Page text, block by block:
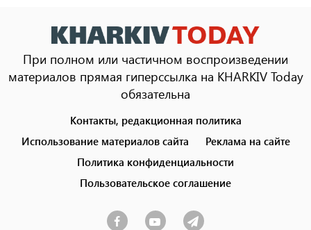
При полном или частичном воспроизведении
материалов прямая гиперссылка на KHARKIV Today
обязательна
menu
Контакты, редакционная политика
Использование материалов сайта
Реклама на сайте
Политика конфиденциальности
Пользовательское соглашение